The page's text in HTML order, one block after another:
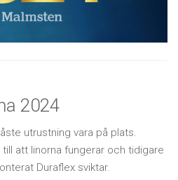
2024
utrustning vara på plats.
att linorna fungerar och tidigare
Duraflex sviktar.